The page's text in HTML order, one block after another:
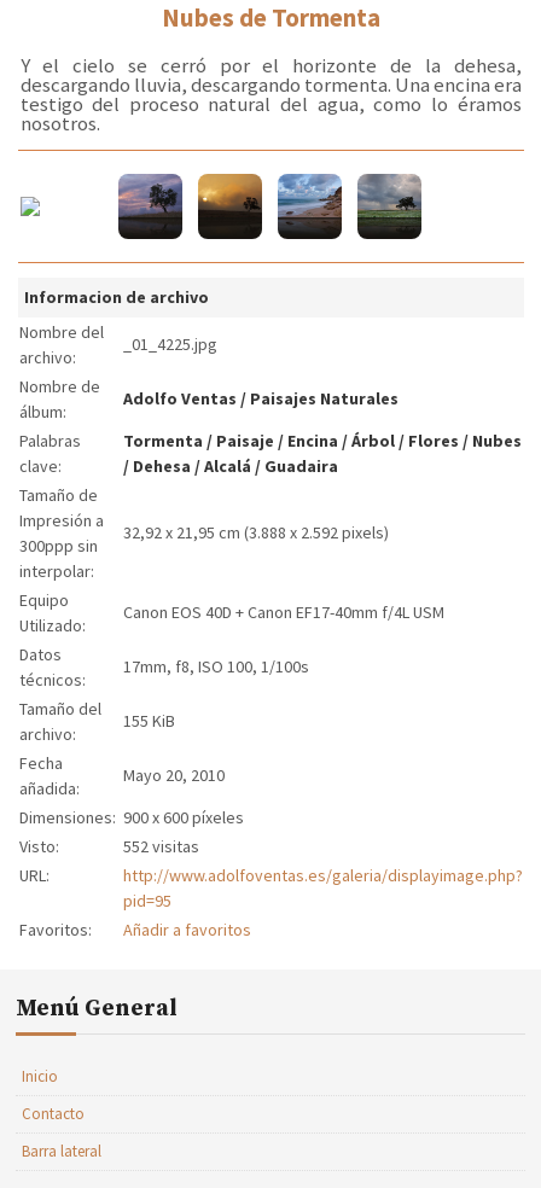
Nubes de Tormenta
Y el cielo se cerró por el horizonte de la dehesa,
descargando lluvia, descargando tormenta. Una encina era
testigo del proceso natural del agua, como lo éramos
nosotros.
Informacion de archivo
Nombre del
archivo:
_01_4225.jpg
Nombre de
álbum:
Adolfo Ventas / Paisajes Naturales
Palabras
clave:
Tormenta / Paisaje / Encina /Árbol/ Flores / Nubes
/ Dehesa /Alcalá / Guadaira
Tamaño de
Impresión a
300ppp sin
interpolar:
32,92 x 21,95 cm (3.888 x 2.592 pixels)
Equipo
Utilizado:
Canon EOS 40D + Canon EF17-40mm f/4L USM
Datos
técnicos:
17mm, f8, ISO 100, 1/100s
Tamaño del
archivo:
155 KiB
Fecha
añadida:
Mayo 20, 2010
Dimensiones: 900 x 600 píxeles
Visto:
552 visitas
URL:
http://www.adolfoventas.es/galeria/displayimage.php?
pid=95
Favoritos:
Añadir a favoritos
Menú General
Inicio
Contacto
Barra lateral